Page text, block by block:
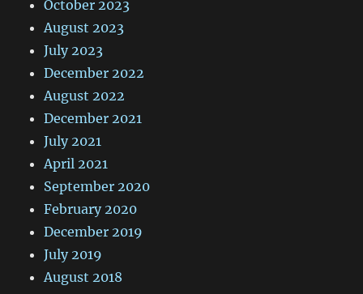
October 2023
August 2023
July 2023
December 2022
August 2022
December 2021
July 2021
April 2021
September 2020
February 2020
December 2019
July 2019
August 2018